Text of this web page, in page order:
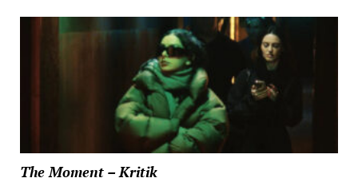
The Moment – Kritik